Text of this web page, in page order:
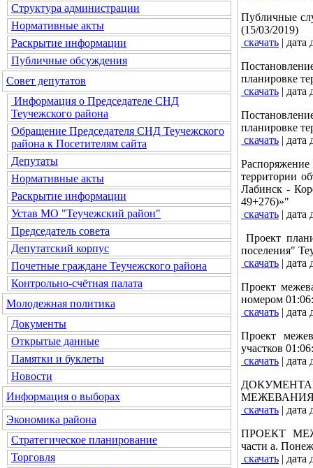
Структура администрации
Нормативные акты
Раскрытие информации
Публичные обсуждения
Совет депутатов
Информация о Председателе СНД
Теучежского района
Обращение Председателя СНД Теучежского
района к Посетителям сайта
Депутаты
Нормативные акты
Раскрытие информации
Устав МО "Теучежский район"
Председатель совета
Депутатский корпус
Почетные граждане Теучежского района
Контрольно-счётная палата
Молодежная политика
Документы
Открытые данные
Памятки и буклеты
Новости
Информация о выборах
Экономика района
Стратегическое планирование
Торговля
Публичные
(15/03/2019)
скачать | дата
планировке
скачать | дата
планировке
скачать | дата
территории
Лабинск -
49+276)»"
скачать | дата
Проект
поселения"
скачать | дата
Проект
номером
скачать | дата
Проект
участков
скачать | дата
МЕЖЕВАНИЯ
скачать | дата
ПРОЕКТ
части а.
скачать | дата